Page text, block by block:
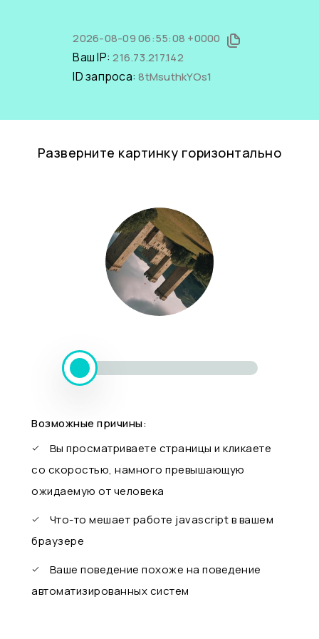
2026-08-09 06:55:08 +0000
Ваш IP:216.73.217.142
ID запроса:8tMsuthkYOs1
Разверните картинку горизонтально
Возможные причины:
Вы просматриваете страницы и кликаете
со скоростью, намного превышающую
ожидаемую от человека
Что-то мешает работе javascript в вашем
браузере
Ваше поведение похоже на поведение
автоматизированных систем